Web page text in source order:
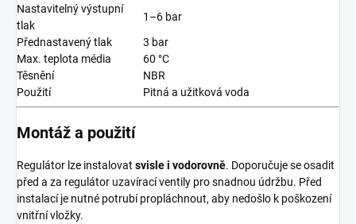
Nastavitelný výstupní
tlak
1–6 bar
Přednastavený tlak
3 bar
Max. teplota média
60 °C
Těsnění
NBR
Použití
Pitná a užitková voda
Montáž a použití
Regulátor lze instalovat svisle i vodorovně. Doporučuje se osadit
před a za regulátor uzavírací ventily pro snadnou údržbu. Před
instalací je nutné potrubí propláchnout, aby nedošlo k poškození
vnitřní vložky.